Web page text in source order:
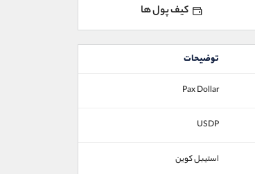
کیف پول ها
توضیحات
Pax Dollar
USDP
استیبل کوین